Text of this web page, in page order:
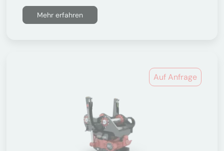
Mehr erfahren
Auf Anfrage